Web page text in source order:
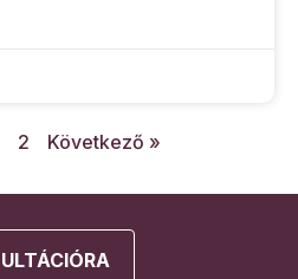
2 Következő »